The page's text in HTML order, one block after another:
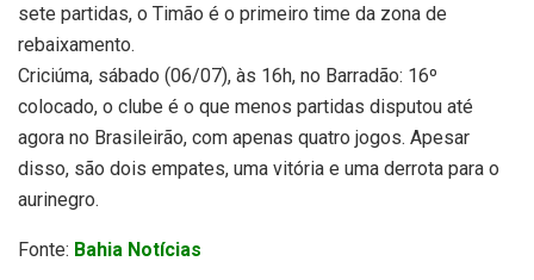
sete partidas, o Timão é o primeiro time da zona de
rebaixamento.
Criciúma, sábado (06/07), às 16h, no Barradão: 16º
colocado, o clube é o que menos partidas disputou até
agora no Brasileirão, com apenas quatro jogos. Apesar
disso, são dois empates, uma vitória e uma derrota para o
aurinegro.
Fonte: Bahia Notícias